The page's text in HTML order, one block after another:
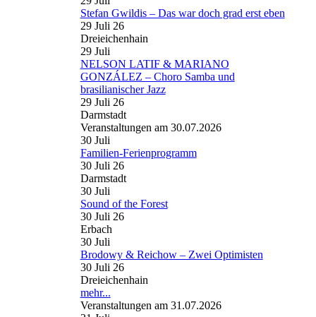
Stefan Gwildis – Das war doch grad erst eben
29 Juli 26
Dreieichenhain
29 Juli
NELSON LATIF & MARIANO
GONZÁLEZ – Choro Samba und
brasilianischer Jazz
29 Juli 26
Darmstadt
Veranstaltungen am 30.07.2026
30 Juli
Familien-Ferienprogramm
30 Juli 26
Darmstadt
30 Juli
Sound of the Forest
30 Juli 26
Erbach
30 Juli
Brodowy & Reichow – Zwei Optimisten
30 Juli 26
Dreieichenhain
mehr...
Veranstaltungen am 31.07.2026